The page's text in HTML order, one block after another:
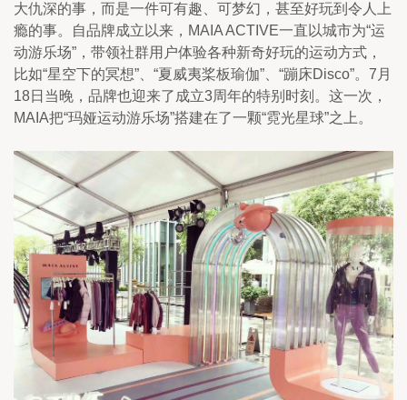
大仇深的事，而是一件可有趣、可梦幻，甚至好玩到令人上
瘾的事。自品牌成立以来，MAIA ACTIVE一直以城市为“运
动游乐场”，带领社群用户体验各种新奇好玩的运动方式，
比如“星空下的冥想”、“夏威夷桨板瑜伽”、“蹦床Disco”。7月
18日当晚，品牌也迎来了成立3周年的特别时刻。这一次，
MAIA把“玛娅运动游乐场”搭建在了一颗“霓光星球”之上。